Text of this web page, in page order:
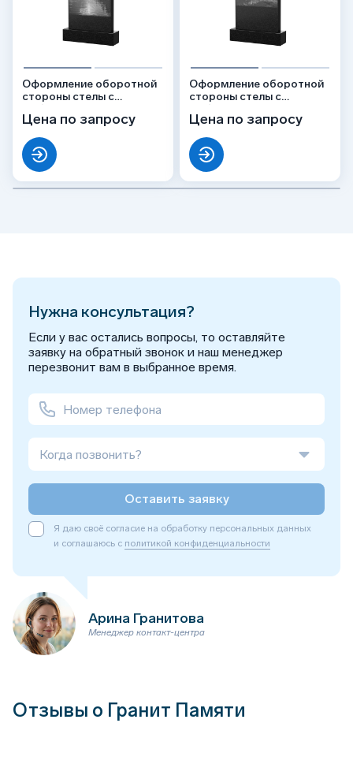
Оформление оборотной
стороны стелы с
ОБ-018
Цена по запросу
Оформление оборотной
стороны стелы с
ОБ-019
Цена по запросу
Нужна консультация?
Если у вас остались вопросы, то оставляйте
заявку на обратный звонок и наш менеджер
перезвонит вам в выбранное время.
Когда позвонить?
Оставить заявку
Я даю своё согласие на обработку персональных данных
и соглашаюсь с политикой конфиденциальности
Арина Гранитова
Менеджер контакт-центра
Отзывы о Гранит Памяти